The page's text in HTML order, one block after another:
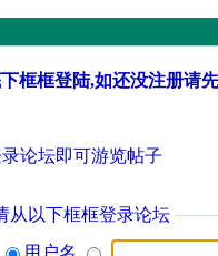
框框登陆,如还没注册请
论坛即可游览帖子
从以下框框登录论坛
用户名